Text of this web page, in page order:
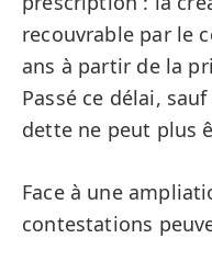
recouvrable par le
ans à partir de la
Passé ce délai,
dette ne peut plus
Face à une
contestations